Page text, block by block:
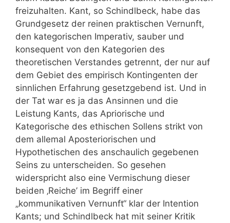
freizuhalten. Kant, so Schindlbeck, habe das
Grundgesetz der reinen praktischen Vernunft,
den kategorischen Imperativ, sauber und
konsequent von den Kategorien des
theoretischen Verstandes getrennt, der nur auf
dem Gebiet des empirisch Kontingenten der
sinnlichen Erfahrung gesetzgebend ist. Und in
der Tat war es ja das Ansinnen und die
Leistung Kants, das Apriorische und
Kategorische des ethischen Sollens strikt von
dem allemal Aposteriorischen und
Hypothetischen des anschaulich gegebenen
Seins zu unterscheiden. So gesehen
widerspricht also eine Vermischung dieser
beiden ‚Reiche’ im Begriff einer
„kommunikativen Vernunft“ klar der Intention
Kants; und Schindlbeck hat mit seiner Kritik